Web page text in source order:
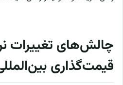
چالش‌های تغییرات
قیمت‌گذاری